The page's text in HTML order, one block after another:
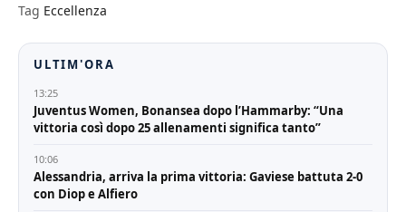
Tag Eccellenza
ULTIM'ORA
13:25
Juventus Women, Bonansea dopo l’Hammarby: “Una
vittoria così dopo 25 allenamenti significa tanto”
10:06
Alessandria, arriva la prima vittoria: Gaviese battuta 2-0
con Diop e Alfiero